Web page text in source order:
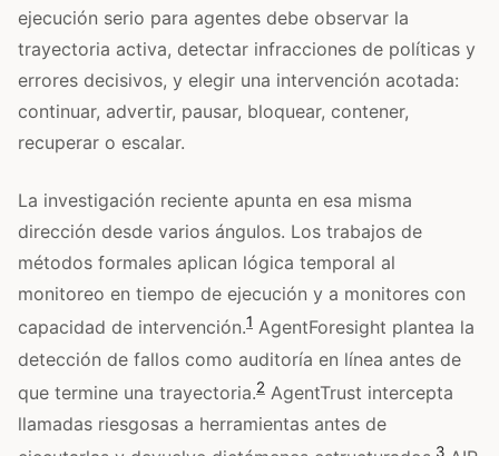
ejecución serio para agentes debe observar la
trayectoria activa, detectar infracciones de políticas y
errores decisivos, y elegir una intervención acotada:
continuar, advertir, pausar, bloquear, contener,
recuperar o escalar.
La investigación reciente apunta en esa misma
dirección desde varios ángulos. Los trabajos de
métodos formales aplican lógica temporal al
monitoreo en tiempo de ejecución y a monitores con
capacidad de intervención.1 AgentForesight plantea la
detección de fallos como auditoría en línea antes de
que termine una trayectoria.2 AgentTrust intercepta
llamadas riesgosas a herramientas antes de
3